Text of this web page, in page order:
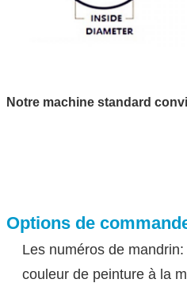
Notre machine standard
Options de
Les numéros de
couleur de peinture à la